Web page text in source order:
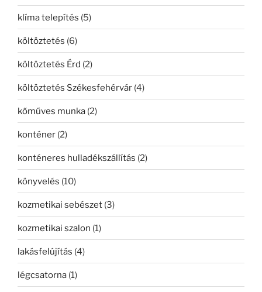
klíma telepítés (5)
költöztetés (6)
költöztetés Érd (2)
költöztetés Székesfehérvár (4)
kőműves munka (2)
konténer (2)
konténeres hulladékszállítás (2)
könyvelés (10)
kozmetikai sebészet (3)
kozmetikai szalon (1)
lakásfelújítás (4)
légcsatorna (1)